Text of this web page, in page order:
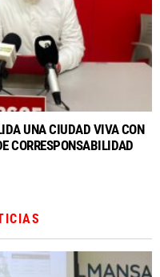
UNA CIUDAD VIVA CON
CORRESPONSABILIDAD